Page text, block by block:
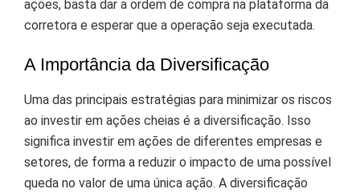
ações, basta dar a ordem de compra na plataforma da
corretora e esperar que a operação seja executada.
A Importância da Diversificação
Uma das principais estratégias para minimizar os riscos
ao investir em ações cheias é a diversificação. Isso
significa investir em ações de diferentes empresas e
setores, de forma a reduzir o impacto de uma possível
queda no valor de uma única ação. A diversificação